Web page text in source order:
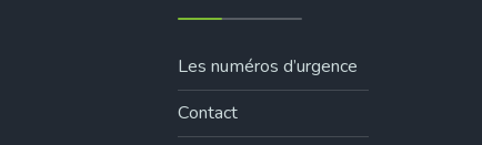
Les numéros d’urgence
Contact